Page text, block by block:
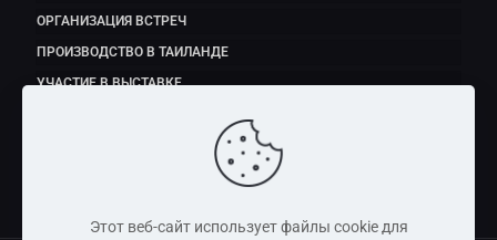
ОРГАНИЗАЦИЯ ВСТРЕЧ
ПРОИЗВОДСТВО В ТАИЛАНДЕ
УЧАСТИЕ В ВЫСТАВКЕ
Этот веб-сайт использует файлы cookie для